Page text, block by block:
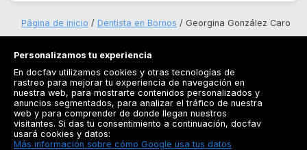
Página de inicio Dentista en Bornos Georgina González Caro
Registrarse
Docfav
Personalizamos tu experiencia
En docfav utilizamos cookies y otras tecnologías de
rastreo para mejorar tu experiencia de navegación en
nuestra web, para mostrarte contenidos personalizados y
anuncios segmentados, para analizar el tráfico de nuestra
web y para comprender de donde llegan nuestros
visitantes. Si das tu consentimiento a continuación, docfav
usará cookies y datos:
Más información sobre cómo Google usa tus datos